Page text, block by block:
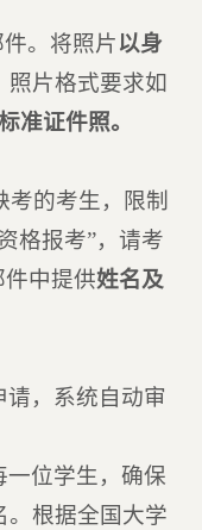
。将照片以身
照片格式要求如
准证件照。
考的考生，限制
格报考”，请考
件中提供姓名及
，系统自动审
位学生，确保
。根据全国大学